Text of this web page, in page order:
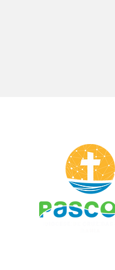
Diocese de Cruz
Almas participa